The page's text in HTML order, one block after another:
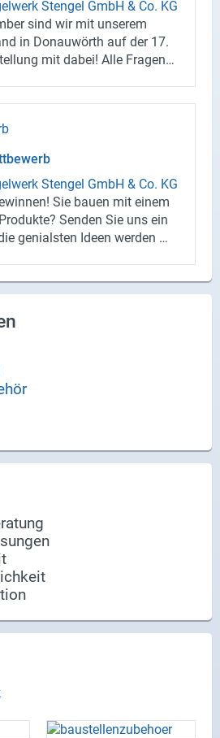
Sten­gel GmbH & Co. KG
sind wir mit un­se­rem
in Do­nau­wörth auf der 17.
mit dabei! Alle Fra­gen
Sten­gel GmbH & Co. KG
Sie bauen mit einem
Sen­den Sie uns ein
ge­ni­als­ten Ideen wer­den mit
Wand­ka­len­der 2018. Ein­
www.ahuu.info hoch­la­den
an uns schi­cken! Wir sind ge­
schon auf Ihre krea­ti­ven